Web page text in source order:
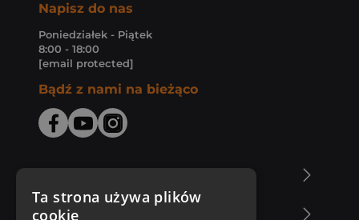
Napisz do nas
Poniedziałek - Piątek
8:00 - 18:00
[email protected]
Bądź z nami na bieżąco
Zakupy u nas
Ta strona używa plików
cookie